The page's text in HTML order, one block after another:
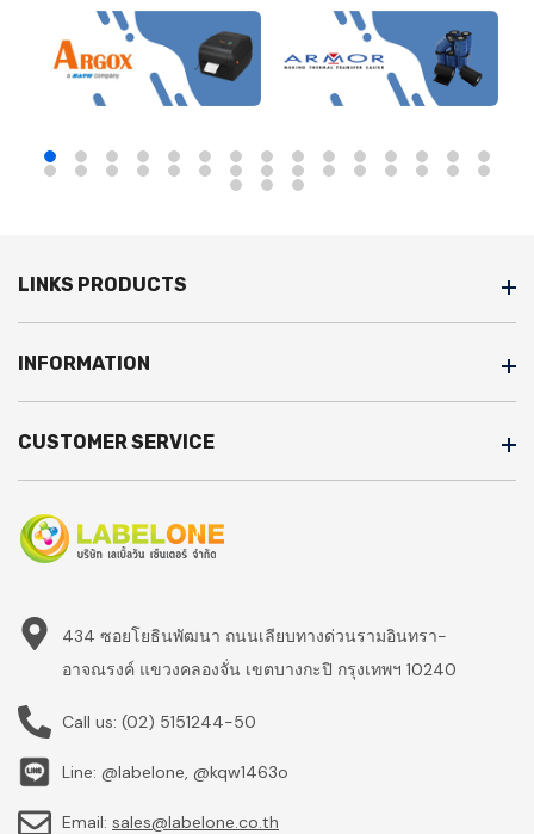
LINKS PRODUCTS
INFORMATION
CUSTOMER SERVICE
434 ซอยโยธินพัฒนา ถนนเลียบทางด่วนรามอินทรา-
อาจณรงค์ แขวงคลองจั่น เขตบางกะปิ กรุงเทพฯ 10240
Call us: (02) 5151244-50
Line: @labelone, @kqw1463o
Email: sales@labelone.co.th